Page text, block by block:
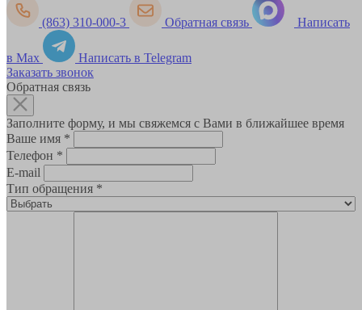
(863) 310-000-3 Обратная связь Написать
в Max
Написать в Telegram
Заказать звонок
Обратная связь
Заполните форму, и мы свяжемся с Вами в ближайшее время
Ваше имя *
Телефон *
E-mail
Тип обращения *